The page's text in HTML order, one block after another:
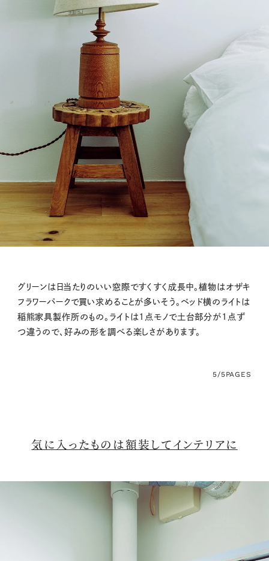
グリーンは日当たりのいい窓際ですくすく成長中。植物はオザキ
フラワーパークで買い求めることが多いそう。ベッド横のライトは
稲熊家具製作所のもの。ライトは1点モノで土台部分が1点ず
つ違うので、好みの形を調べる楽しさがあります。
5/5PAGES
気に入ったものは額装してインテリアに